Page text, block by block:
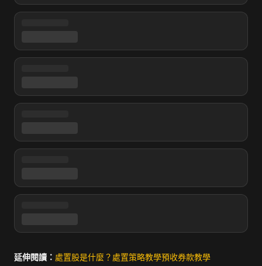
延伸閱讀： 處置股是什麼？ 處置策略教學預收券款教學